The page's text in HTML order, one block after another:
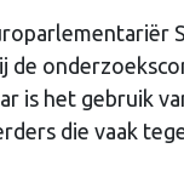
de
is het gebruik
die vaak